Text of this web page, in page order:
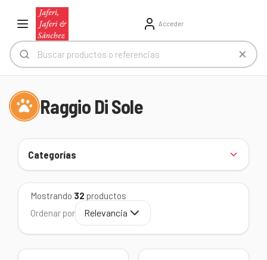
Acceder
Raggio Di Sole
Categorías
Mostrando 32 productos
Ordenar por
Relevancia